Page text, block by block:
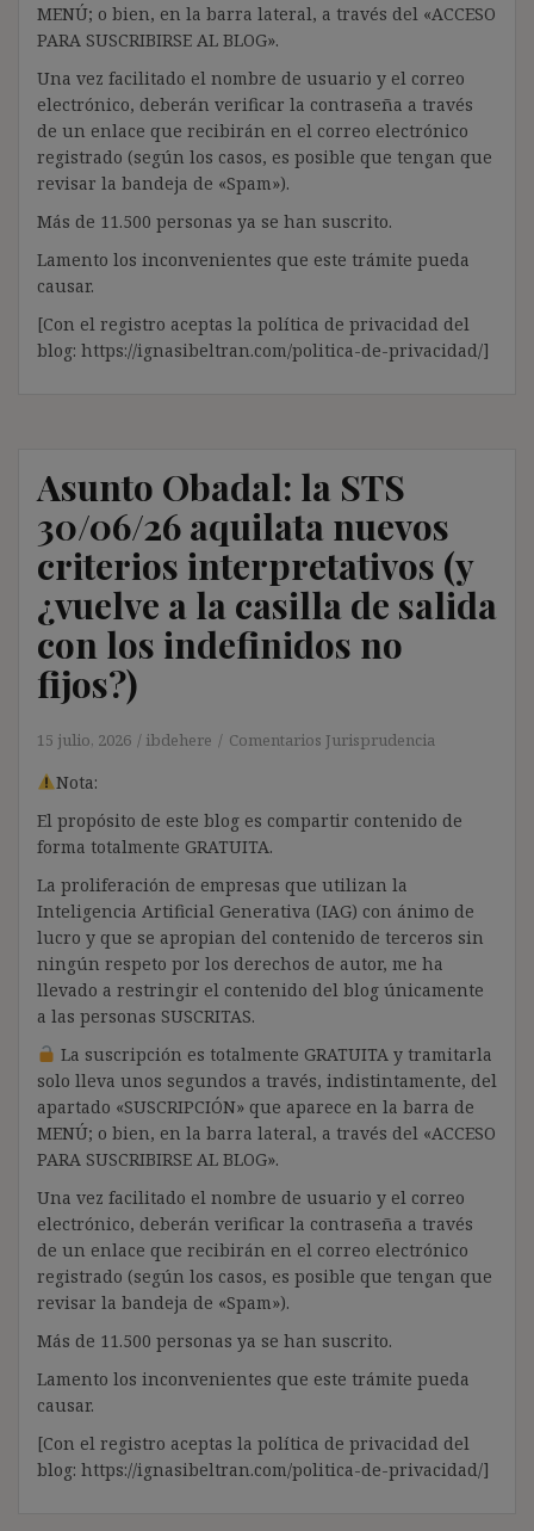
MENÚ; o bien, en la barra lateral, a través del «ACCESO
PARA SUSCRIBIRSE AL BLOG».
Una vez facilitado el nombre de usuario y el correo
electrónico, deberán verificar la contraseña a través
de un enlace que recibirán en el correo electrónico
registrado (según los casos, es posible que tengan que
revisar la bandeja de «Spam»).
Más de 11.500 personas ya se han suscrito.
Lamento los inconvenientes que este trámite pueda
causar.
[Con el registro aceptas la política de privacidad del
blog: https://ignasibeltran.com/politica-de-privacidad/]
Asunto Obadal: la STS
30/06/26 aquilata nuevos
criterios interpretativos (y
¿vuelve a la casilla de salida
con los indefinidos no
fijos?)
15 julio, 2026 ibdehere Comentarios Jurisprudencia
Nota:
El propósito de este blog es compartir contenido de
forma totalmente GRATUITA.
La proliferación de empresas que utilizan la
Inteligencia Artificial Generativa (IAG) con ánimo de
lucro y que se apropian del contenido de terceros sin
ningún respeto por los derechos de autor, me ha
llevado a restringir el contenido del blog únicamente
a las personas SUSCRITAS.
La suscripción es totalmente GRATUITA y tramitarla
solo lleva unos segundos a través, indistintamente, del
apartado «SUSCRIPCIÓN» que aparece en la barra de
MENÚ; o bien, en la barra lateral, a través del «ACCESO
PARA SUSCRIBIRSE AL BLOG».
Una vez facilitado el nombre de usuario y el correo
electrónico, deberán verificar la contraseña a través
de un enlace que recibirán en el correo electrónico
registrado (según los casos, es posible que tengan que
revisar la bandeja de «Spam»).
Más de 11.500 personas ya se han suscrito.
Lamento los inconvenientes que este trámite pueda
causar.
[Con el registro aceptas la política de privacidad del
blog: https://ignasibeltran.com/politica-de-privacidad/]